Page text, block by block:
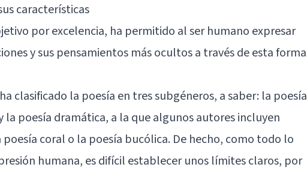
características
por excelencia, ha permitido al ser humano expresar
y sus pensamientos más ocultos a través de esta forma
clasificado la poesía en tres subgéneros, a saber: la poesía
la poesía dramática, a la que algunos autores incluyen
coral o la poesía bucólica. De hecho, como todo lo
humana, es difícil establecer unos límites claros, por